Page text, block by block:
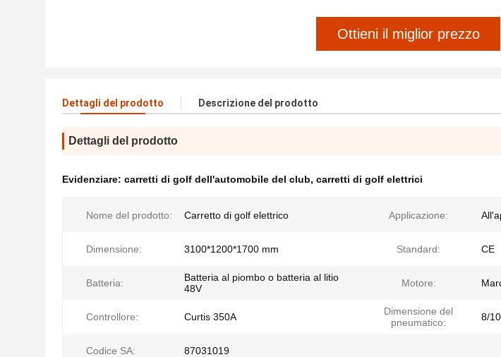
Ottieni il miglior prezzo
Dettagli del prodotto Descrizione del prodotto
Dettagli del prodotto
Evidenziare: carretti di golf dell'automobile del club, carretti di golf elettrici
Nome del prodotto: Carretto di golf elettrico Applicazione:
Dimensione: 3100*1200*1700 mm Standard: CE
Batteria:
Batteria al piombo o batteria al litio
48V
Motore:
Controllore: Curtis 350A
Dimensione del
pneumatico:
8/
Codice SA: 87031019